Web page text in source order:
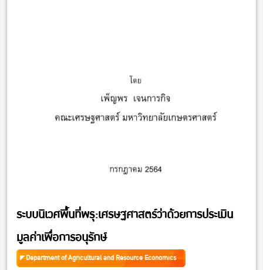
ระบบนิเวศพื้นที่พรุ:เศรษฐศาสตร์ว่าด้วยการประเมิน
มูลค่าเพื่อการอนุรักษ์
Department of Agricultural and Resource Economics